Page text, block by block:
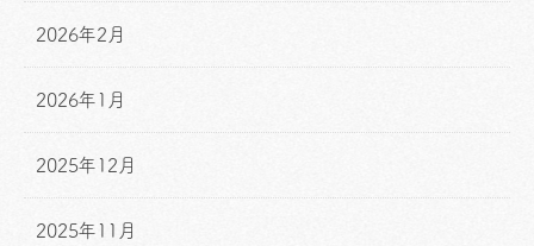
2026年2月
2026年1月
2025年12月
2025年11月